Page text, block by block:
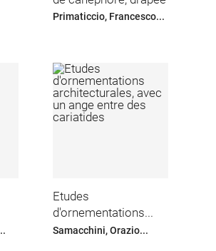
Primaticcio, Francesco...
Etudes
d'ornementations...
Samacchini, Orazio...